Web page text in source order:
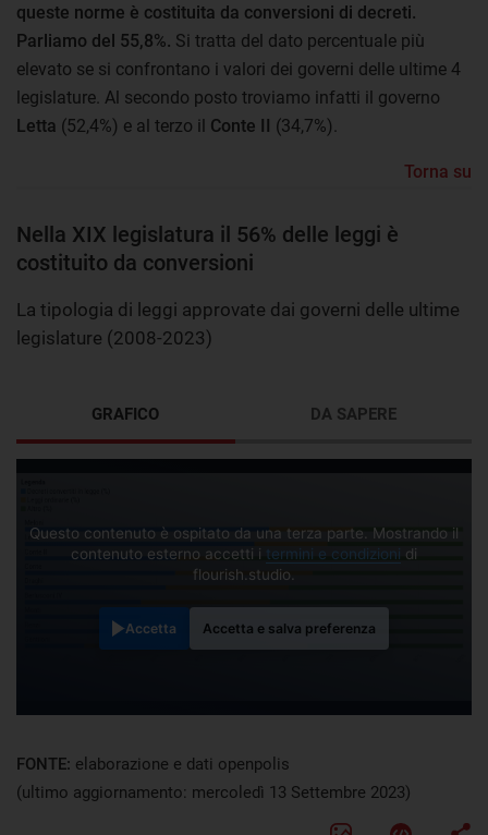
queste norme è costituita da conversioni di decreti.
Parliamo del 55,8%. Si tratta del dato percentuale più
elevato se si confrontano i valori dei governi delle ultime 4
legislature. Al secondo posto troviamo infatti il governo
Letta (52,4%) e al terzo il Conte II (34,7%).
Torna su
Nella XIX legislatura il 56% delle leggi è
costituito da conversioni
La tipologia di leggi approvate dai governi delle ultime
legislature (2008-2023)
GRAFICO
Questo contenuto è ospitato da una terza parte. Mostrando il
contenuto esterno accetti i termini e condizioni di
flourish.studio.
Accetta Accetta e salva preferenza
DA SAPERE
FONTE: elaborazione e dati openpolis
(ultimo aggiornamento: mercoledì 13 Settembre 2023)